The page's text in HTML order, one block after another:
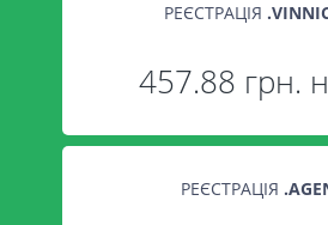
РЕЄСТРАЦІЯ .
457.88 грн.
РЕЄСТРАЦІЯ .